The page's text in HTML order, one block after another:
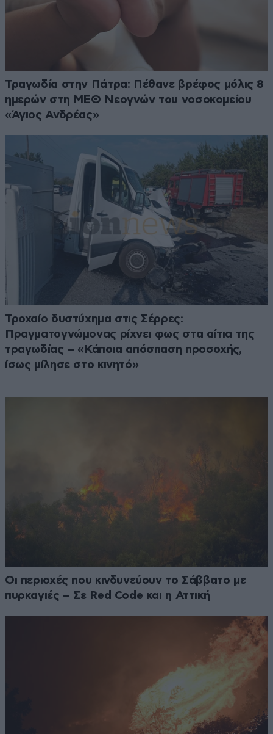
Τραγωδία στην Πάτρα: Πέθανε βρέφος μόλις 8
ημερών στη ΜΕΘ Νεογνών του νοσοκομείου
«Άγιος Ανδρέας»
Τροχαίο δυστύχημα στις Σέρρες:
Πραγματογνώμονας ρίχνει φως στα αίτια της
τραγωδίας – «Κάποια απόσπαση προσοχής,
ίσως μίλησε στο κινητό»
Οι περιοχές που κινδυνεύουν το Σάββατο με
πυρκαγιές – Σε Red Code και η Αττική